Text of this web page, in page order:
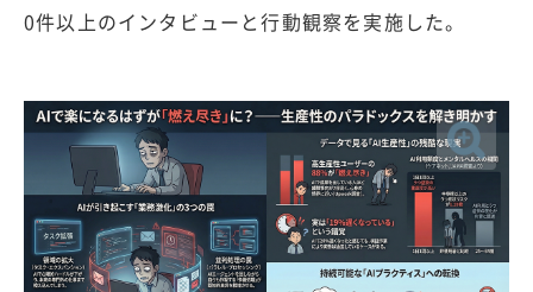
0件以上のインタビューと行動観察を実施した。